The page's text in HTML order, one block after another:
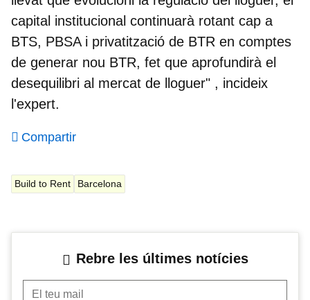
capital institucional continuarà rotant cap a
BTS, PBSA i privatització de BTR en comptes
de generar nou BTR, fet que aprofundirà el
desequilibri al mercat de lloguer" , incideix
l'expert.
Compartir
Build to Rent Barcelona
Rebre les últimes notícies
El teu mail